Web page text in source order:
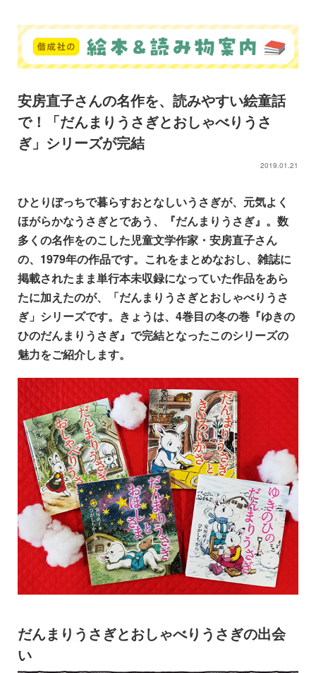
安房直子さんの名作を、読みやすい絵童話
で！「だんまりうさぎとおしゃべりうさ
ぎ」シリーズが完結
2019.01.21
ひとりぼっちで暮らすおとなしいうさぎが、元気よく
ほがらかなうさぎとであう、『だんまりうさぎ』。数
多くの名作をのこした児童文学作家・安房直子さん
の、1979年の作品です。これをまとめなおし、雑誌に
掲載されたまま単行本未収録になっていた作品をあら
たに加えたのが、「だんまりうさぎとおしゃべりうさ
ぎ」シリーズです。きょうは、4巻目の冬の巻『ゆきの
ひのだんまりうさぎ』で完結となったこのシリーズの
魅力をご紹介します。
だんまりうさぎとおしゃべりうさぎの出会
い